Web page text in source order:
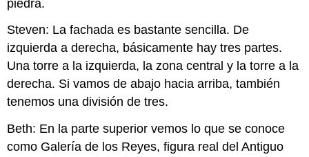
piedra.
Steven: La fachada es bastante sencilla. De
izquierda a derecha, básicamente hay tres partes.
Una torre a la izquierda, la zona central y la torre a la
derecha. Si vamos de abajo hacia arriba, también
tenemos una división de tres.
Beth: En la parte superior vemos lo que se conoce
como Galería de los Reyes, figura real del Antiguo